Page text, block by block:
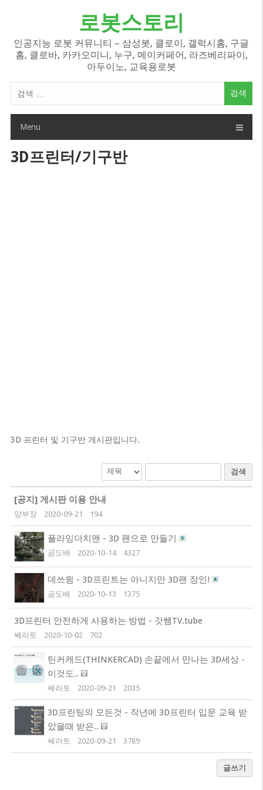
로봇스토리
인공지능 로봇 커뮤니티 – 삼성봇, 클로이, 갤럭시홈, 구글
홈, 클로바, 카카오미니, 누구, 메이커페어, 라즈베리파이,
아두이노, 교육용로봇
색
Menu
3D프린터/기구반
3D 프린터 및 기구반 게시판입니다.
검색
[공지] 게시판 이용 안내
양부장 2020-09-21 194
플라잉더치맨 - 3D 팬으로 만들기
곰도배 2020-10-14 4327
데쓰윙 - 3D프린트는 아니지만 3D팬 장인!
곰도배 2020-10-13 1375
3D프린터 안전하게 사용하는 방법 - 갓쌤TV.tube
쎄라토 2020-10-02 702
틴커캐드(THINKERCAD) 손끝에서 만나는 3D세상 -
이것도..
쎄라토 2020-09-21 2035
3D프린팅의 모든것 - 작년에 3D프린터 입문 교육 받
았을때 받은..
쎄라토 2020-09-21 3789
글쓰기